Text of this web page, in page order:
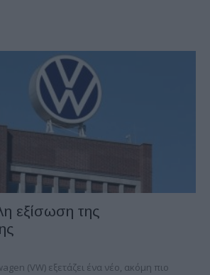
εξίσωση της
(VW) εξετάζει ένα νέο, ακόμη πιο